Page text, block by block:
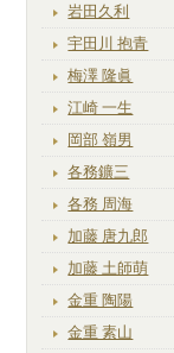
岩田久利
宇田川 抱青
梅澤 隆眞
江崎 一生
岡部 嶺男
各務鑛三
各務 周海
加藤 唐九郎
加藤 土師萌
金重 陶陽
金重 素山